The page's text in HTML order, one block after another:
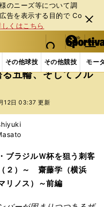
のニーズ等について調
告を表⽰する⽬的で Co
しくはこちら
閉じ
る
web Sportiva (webスポルティーバ)
検索
マイペ
ー
ジ
メニュ
その他球技 その他競技 モー
カー代表 日本代表 【
五輪、そしてフル
12日 03:37 更新
ブラジルＷ杯を狙う刺客
２）～ 齋藤学（横浜
リノス）～前編